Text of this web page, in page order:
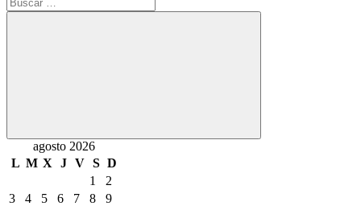
Buscar
agosto 2026
L M X J V S D
1
2
3
4 5 6 7 8
9